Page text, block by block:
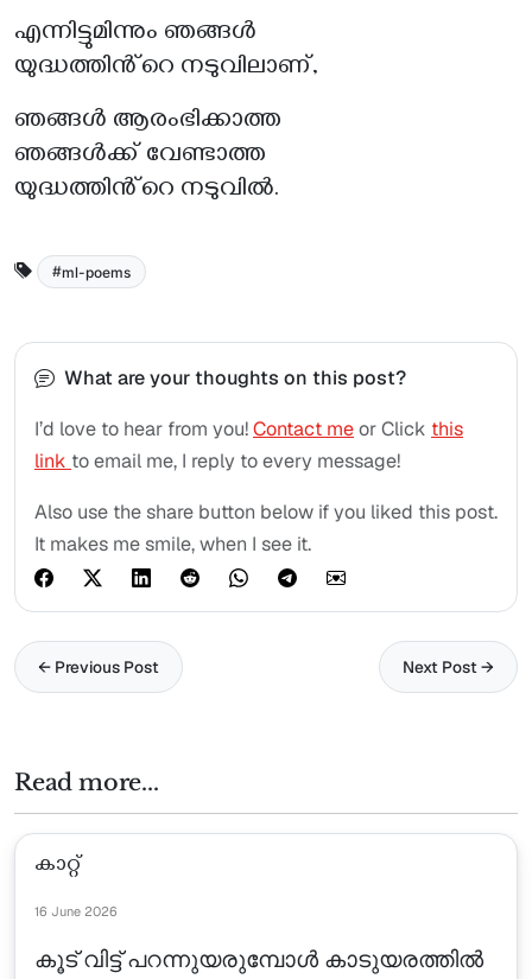
എന്നിട്ടുമിന്നും ഞങ്ങൾ
യുദ്ധത്തിൻ്റെ നടുവിലാണ്,
ഞങ്ങൾ ആരംഭിക്കാത്ത
ഞങ്ങൾക്ക് വേണ്ടാത്ത
യുദ്ധത്തിൻ്റെ നടുവിൽ.
ml-poems
What are your thoughts on this post?
I’d love to hear from you!Contact meor Click this
link to email me, I reply to every message!
Also use the share button below if you liked this post.
It makes me smile, when I see it.
← Previous Post Next Post →
Read more...
കാറ്റ്
16 June 2026
കൂട് വിട്ട് പറന്നുയരുമ്പോൾ കാടുയരത്തിൽ